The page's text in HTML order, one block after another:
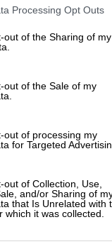
website/app uses
visit or usage
to Google and its
below specified
Processing Opt Outs
out of the Sharing of my
out of the Sale of my
out of processing my
for Targeted
out of Collection, Use,
and/or Sharing of
that Is Unrelated with
which it was collected.
εξαιτίας
εξελίξεων, ο
την
αναμένεται να
προκαλέσει
του γνωστού
μ'